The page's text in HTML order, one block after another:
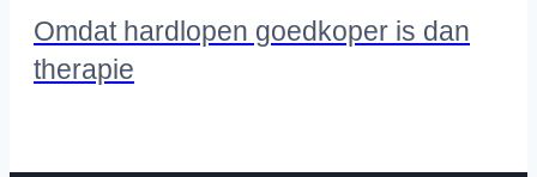
Omdat hardlopen goedkoper is dan
therapie